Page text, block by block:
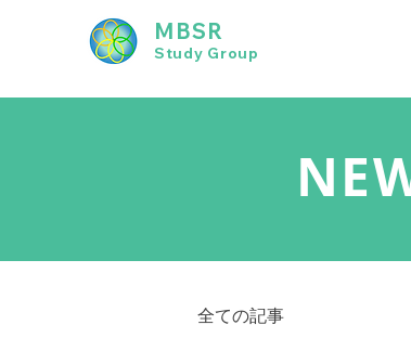
MBSR
Study Group
全ての記事